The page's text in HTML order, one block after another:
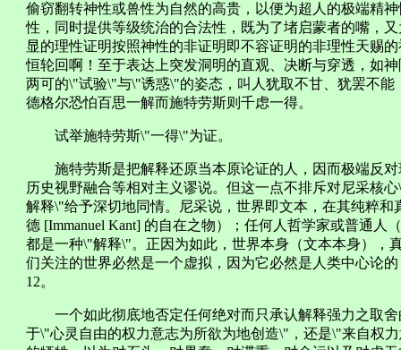
偷窃翻转神性或兽性为自然的高贵，以便为超人的极端精
性，同时提供等级统治的合法性，既为了堵启蒙者的嘴，
显的理性证明按照神性的非证明即不容证明的非理性天赐
恒轮回啊！至于表达上突发洞明的直观、决断与穿透，如
两可的\"试验\"与\"诱惑\"的姿态，叫人犹取不甘、犹罢不
德格尔恐怕百思一解而施特劳斯则千虑一得。
试举施特劳斯\"一得\"为证。
施特劳斯是把解释还原当本原论证的人，因而极端反对
历史视野融合等相对主义谬说。但这一点不排斥对尼采核
解释\"给予深切地同情。尼采说，世界即文本，在其纯粹
德 [Immanuel Kant] 的自在之物）；任何人哲学家或普通人
都是一种\"解释\"。正因为如此，世界本身（文本本身），
们关注的世界必然是一个虚拟，因为它必然是人类中心论
12。
一个如此彻底地否定任何绝对而只承认解释强力之取舍
于\"心灵自由的权力意志为所欲为地创造\"，还是\"来自权